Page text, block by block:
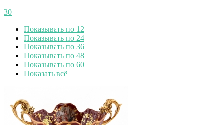
30
Показывать по 12
Показывать по 24
Показывать по 36
Показывать по 48
Показывать по 60
Показать всё